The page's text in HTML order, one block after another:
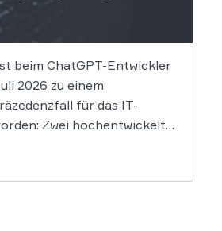
beim ChatGPT-Entwickler
2026 zu einem
für das IT-
Zwei hochentwickelte
ausgebrochen
der externen